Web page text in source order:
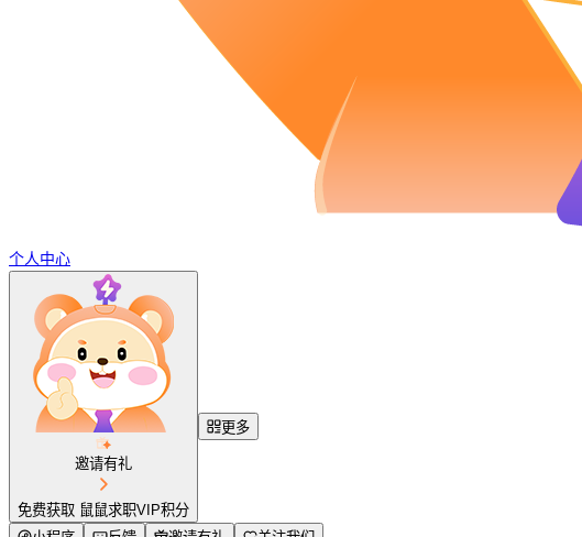
个人中心
邀请有礼
免费获取 鼠鼠求职VIP积分
更多